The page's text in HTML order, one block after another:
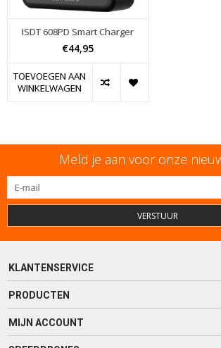
ISDT 608PD Smart Charger
€44,95
TOEVOEGEN AAN
WINKELWAGEN
Meld je aan voor onze
VERSTUUR
KLANTENSERVICE
PRODUCTEN
MIJN ACCOUNT